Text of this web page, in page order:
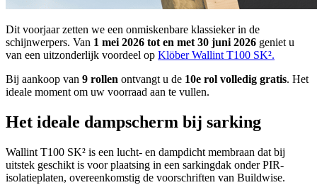
Dit voorjaar zetten we een onmiskenbare klassieker in de
schijnwerpers. Van 1 mei 2026 tot en met 30 juni 2026 geniet u
van een uitzonderlijk voordeel op Klöber Wallint T100 SK².
Bij aankoop van 9 rollen ontvangt u de 10e rol volledig gratis. Het
ideale moment om uw voorraad aan te vullen.
Het ideale dampscherm bij sarking
Wallint T100 SK² is een lucht- en dampdicht membraan dat bij
uitstek geschikt is voor plaatsing in een sarkingdak onder PIR-
isolatieplaten, overeenkomstig de voorschriften van Buildwise.